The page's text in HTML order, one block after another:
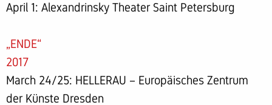
April 1: Alexandrinsky Theater Saint Petersburg
„ENDE“
2017
March 24/25: HELLERAU – Europäisches Zentrum
der Künste Dresden